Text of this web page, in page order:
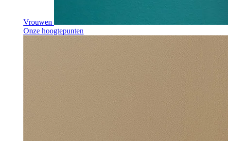
Vrouwen
Onze hoogtepunten